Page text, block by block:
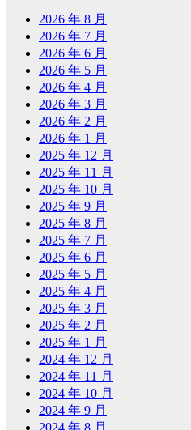
2026 年 8 月
2026 年 7 月
2026 年 6 月
2026 年 5 月
2026 年 4 月
2026 年 3 月
2026 年 2 月
2026 年 1 月
2025 年 12 月
2025 年 11 月
2025 年 10 月
2025 年 9 月
2025 年 8 月
2025 年 7 月
2025 年 6 月
2025 年 5 月
2025 年 4 月
2025 年 3 月
2025 年 2 月
2025 年 1 月
2024 年 12 月
2024 年 11 月
2024 年 10 月
2024 年 9 月